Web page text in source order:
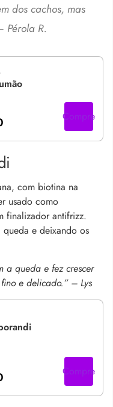
dos cachos, mas
Pérola R.
Compre
com biotina na
usado como
finalizador antifrizz.
queda e deixando os
a queda e fez crescer
e delicado.” – Lys
Compre